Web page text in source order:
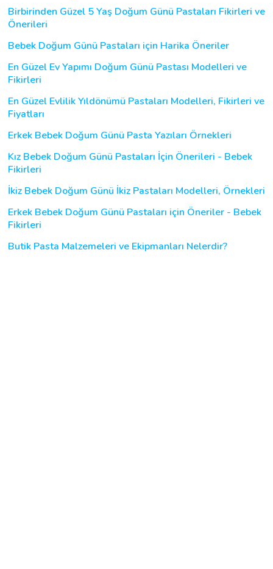
Birbirinden Güzel 5 Yaş Doğum Günü Pastaları Fikirleri ve
Önerileri
Bebek Doğum Günü Pastaları için Harika Öneriler
En Güzel Ev Yapımı Doğum Günü Pastası Modelleri ve
Fikirleri
En Güzel Evlilik Yıldönümü Pastaları Modelleri, Fikirleri ve
Fiyatları
Erkek Bebek Doğum Günü Pasta Yazıları Örnekleri
Kız Bebek Doğum Günü Pastaları İçin Önerileri - Bebek
Fikirleri
İkiz Bebek Doğum Günü İkiz Pastaları Modelleri, Örnekleri
Erkek Bebek Doğum Günü Pastaları için Öneriler - Bebek
Fikirleri
Butik Pasta Malzemeleri ve Ekipmanları Nelerdir?